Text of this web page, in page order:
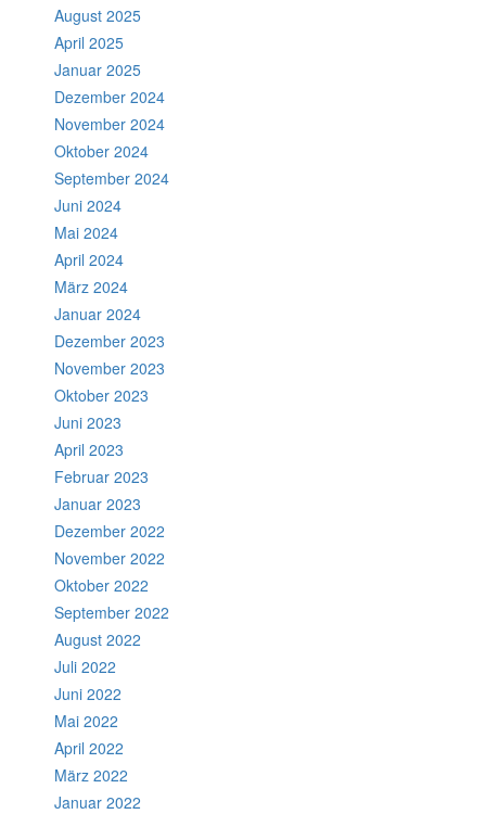
August 2025
April 2025
Januar 2025
Dezember 2024
November 2024
Oktober 2024
September 2024
Juni 2024
Mai 2024
April 2024
März 2024
Januar 2024
Dezember 2023
November 2023
Oktober 2023
Juni 2023
April 2023
Februar 2023
Januar 2023
Dezember 2022
November 2022
Oktober 2022
September 2022
August 2022
Juli 2022
Juni 2022
Mai 2022
April 2022
März 2022
Januar 2022